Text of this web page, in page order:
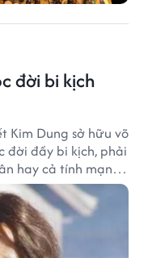
đời bi kịch
Kim Dung sở hữu võ
đời đầy bi kịch, phải
hay cả tính mạng,